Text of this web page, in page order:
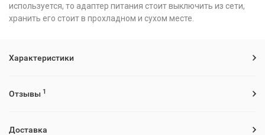
используется, то адаптер питания стоит выключить из сети,
хранить его стоит в прохладном и сухом месте.
Характеристики
Отзывы 1
Доставка